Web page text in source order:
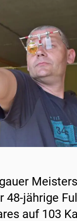
jährige
auf 103